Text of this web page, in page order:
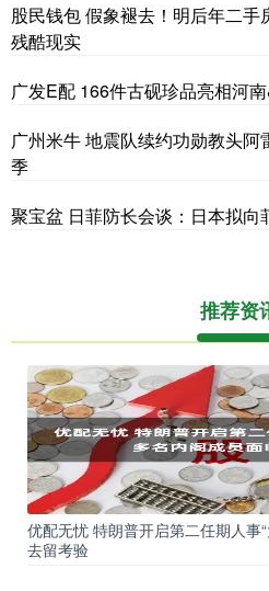
股民钱包 假象褪去！明后年二
残酷现实
广发E配 166件古砚珍品亮相河
广州米牛 地震队续约功勋教头
季
聚宝盆 日菲防长会谈：日本拟向
推荐资
优配无忧 特朗普开启第二任期人事
去留考验